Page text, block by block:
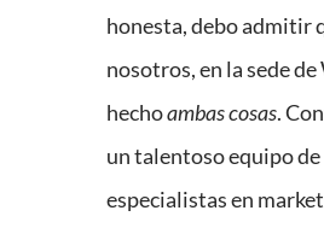
honesta, debo admitir
nosotros, en la sede de
hechoambas cosas.
un talentoso equipo de
especialistas en